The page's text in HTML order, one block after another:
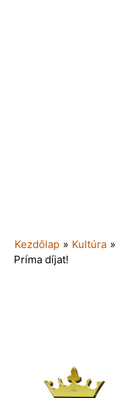
Kezdőlap » Kultúra »
Príma díjat!